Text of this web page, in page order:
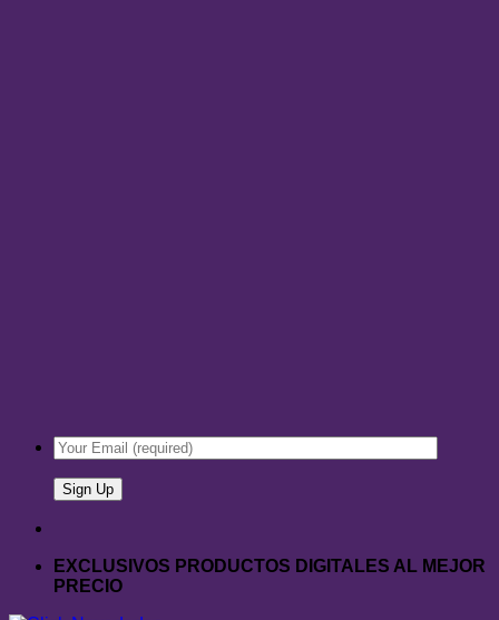
EXCLUSIVOS PRODUCTOS DIGITALES AL MEJOR
PRECIO